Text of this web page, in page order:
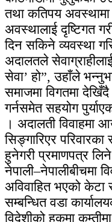
तथा कतिपय अवस्थामा
अवस्थालाई दृष्टिगत
दिन सकिने व्यवस्था
अदालतले
सेवा’ हो”, उहाँले
समाजमा विगतमा
गर्नसमेत सहयोग
। अदालती विवाहमा
सिङ्गारिएर
हुनेगरी प्रमाणपत्र
नेपाली–नेपालीबीचमा
अविवाहित भएको केटा
सम्बन्धित वडा
विदेशीको हकमा